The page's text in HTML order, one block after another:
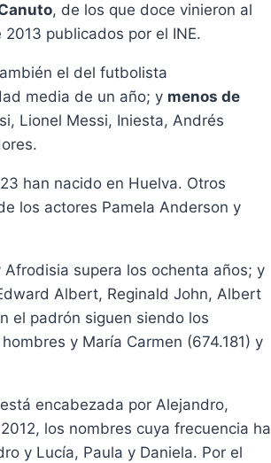
, de los que doce vinieron al
publicados por el INE.
el del futbolista
media de un año; y menos de
Lionel Messi, Iniesta, Andrés
han nacido en Huelva. Otros
los actores Pamela Anderson y
supera los ochenta años; y
Albert, Reginald John, Albert
el padrón siguen siendo los
y María Carmen (674.181) y
encabezada por Alejandro,
los nombres cuya frecuencia ha
y Lucía, Paula y Daniela. Por el